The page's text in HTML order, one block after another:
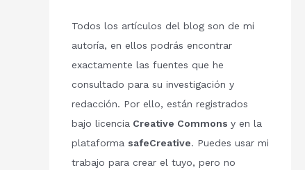
Todos los artículos del blog son de mi
autoría, en ellos podrás encontrar
exactamente las fuentes que he
consultado para su investigación y
redacción. Por ello, están registrados
bajo licencia Creative Commons y en la
plataforma safeCreative. Puedes usar mi
trabajo para crear el tuyo, pero no